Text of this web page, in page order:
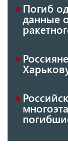
Погиб
данные